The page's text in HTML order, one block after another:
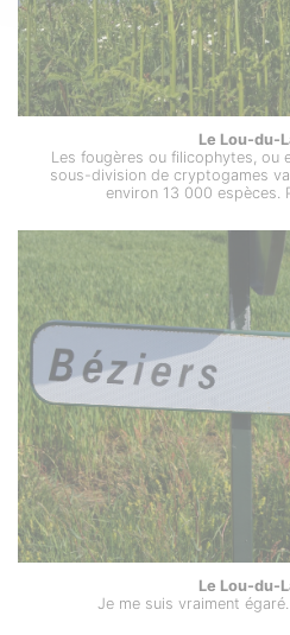
Le Lou-du-
Les fougères ou filicophytes, ou
sous-division de cryptogames
environ 13 000 espèces.
Le Lou-du-
Je me suis vraiment